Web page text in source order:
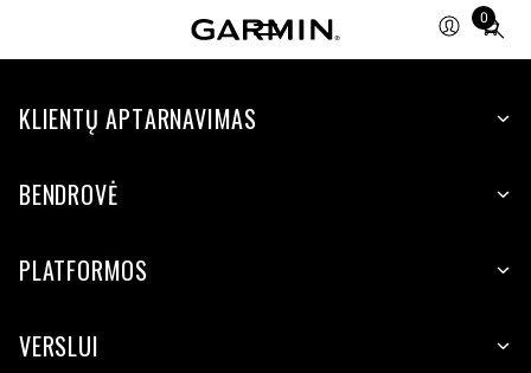
0
Total
items
cart:
KLIENTŲ APTARNAVIMAS
BENDROVĖ
PLATFORMOS
VERSLUI